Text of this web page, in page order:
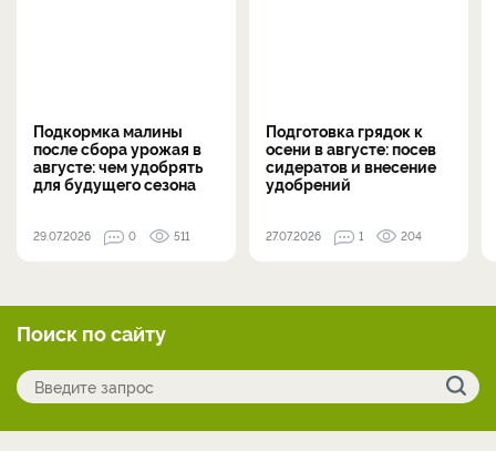
Подкормка малины
после сбора урожая в
августе: чем удобрять
для будущего сезона
29.07.2026 0 511
Подготовка грядок к
осени в августе: посев
сидератов и внесение
удобрений
27.07.2026 1 204
Поиск по сайту